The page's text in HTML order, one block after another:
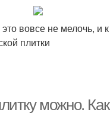
вовсе не мелочь, и
плитки
можно.